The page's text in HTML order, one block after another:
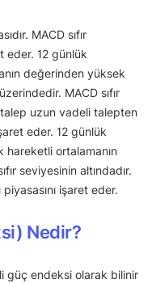
MACD sıfır
eder. 12 günlük
değerinden yüksek
MACD sıfır
uzun vadeli talepten
eder. 12 günlük
hareketli ortalamanın
seviyesinin altındadır.
işaret eder.
Nedir?
güç endeksi olarak bilinir